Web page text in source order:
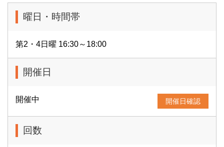
曜日・時間帯
第2・4日曜 16:30～18:00
開催日
開催中 開催日確認
回数